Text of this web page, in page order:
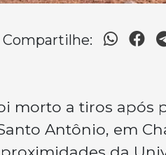
Compartilhe:
morto a tiros após
Antônio, em